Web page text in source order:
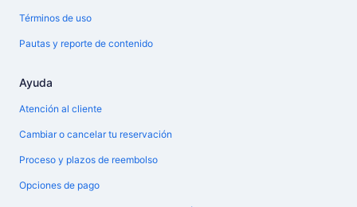
Términos de uso
Pautas y reporte de contenido
Ayuda
Atención al cliente
Cambiar o cancelar tu reservación
Proceso y plazos de reembolso
Opciones de pago